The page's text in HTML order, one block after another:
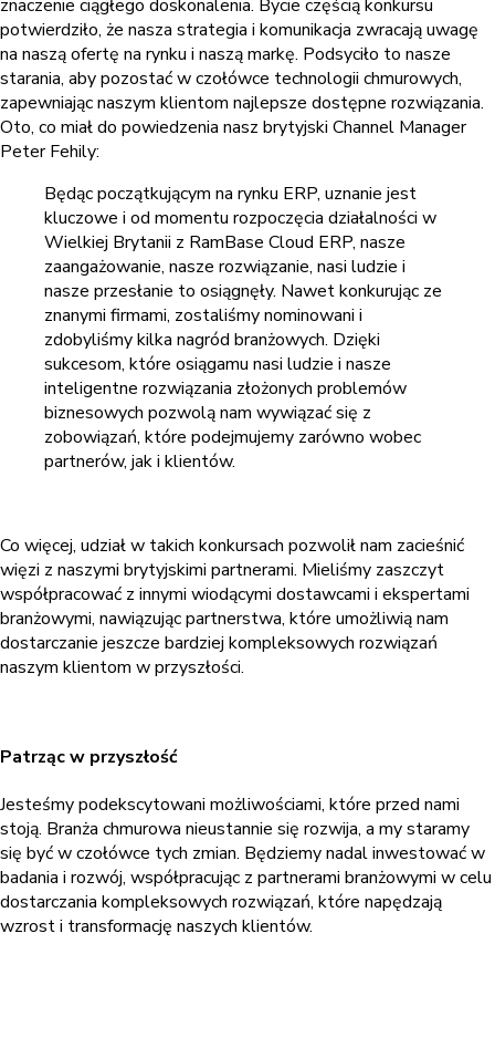
znaczenie ciągłego doskonalenia. Bycie częścią konkursu
potwierdziło, że nasza strategia i komunikacja zwracają uwagę
na naszą ofertę na rynku i naszą markę. Podsyciło to nasze
starania, aby pozostać w czołówce technologii chmurowych,
zapewniając naszym klientom najlepsze dostępne rozwiązania.
Oto, co miał do powiedzenia nasz brytyjski Channel Manager
Peter Fehily:
Będąc początkującym na rynku ERP, uznanie jest
kluczowe i od momentu rozpoczęcia działalności w
Wielkiej Brytanii z RamBase Cloud ERP, nasze
zaangażowanie, nasze rozwiązanie, nasi ludzie i
nasze przesłanie to osiągnęły. Nawet konkurując ze
znanymi firmami, zostaliśmy nominowani i
zdobyliśmy kilka nagród branżowych. Dzięki
sukcesom, które osiągamu nasi ludzie i nasze
inteligentne rozwiązania złożonych problemów
biznesowych pozwolą nam wywiązać się z
zobowiązań, które podejmujemy zarówno wobec
partnerów, jak i klientów.
Co więcej, udział w takich konkursach pozwolił nam zacieśnić
więzi z naszymi brytyjskimi partnerami. Mieliśmy zaszczyt
współpracować z innymi wiodącymi dostawcami i ekspertami
branżowymi, nawiązując partnerstwa, które umożliwią nam
dostarczanie jeszcze bardziej kompleksowych rozwiązań
naszym klientom w przyszłości.
Patrząc w przyszłość
Jesteśmy podekscytowani możliwościami, które przed nami
stoją. Branża chmurowa nieustannie się rozwija, a my staramy
się być w czołówce tych zmian. Będziemy nadal inwestować w
badania i rozwój, współpracując z partnerami branżowymi w celu
dostarczania kompleksowych rozwiązań, które napędzają
wzrost i transformację naszych klientów.